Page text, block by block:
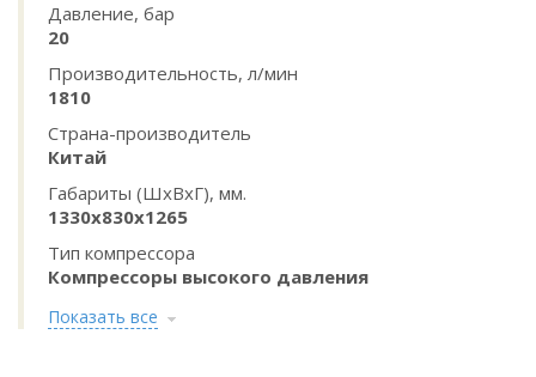
Давление, бар
20
Производительность, л/мин
1810
Страна-производитель
Китай
Габариты (ШхВхГ), мм.
1330x830x1265
Тип компрессора
Компрессоры высокого давления
Показать все